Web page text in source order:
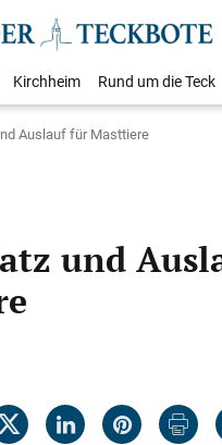
Kirchheim Rund um die Teck
Auslauf für Masttiere
und